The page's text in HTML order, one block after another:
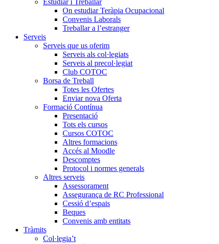
Estudiar i Treballar
On estudiar Teràpia Ocupacional
Convenis Laborals
Treballar a l’estranger
Serveis
Serveis que us oferim
Serveis als col·legiats
Serveis al precol·legiat
Club COTOC
Borsa de Treball
Totes les Ofertes
Enviar nova Oferta
Formació Contínua
Presentació
Tots els cursos
Cursos COTOC
Altres formacions
Accés al Moodle
Descomptes
Protocol i normes generals
Altres serveis
Assessorament
Assegurança de RC Professional
Cessió d’espais
Beques
Convenis amb entitats
Tràmits
Col·legia’t